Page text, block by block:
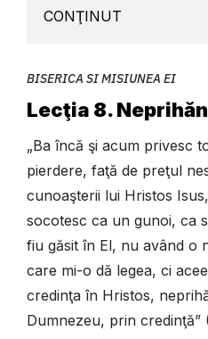
CONŢINUT
BISERICA SI MISIUNEA EI
Lecţia 8.
„Ba încă şi acum privesc
pierdere, faţă de preţul
cunoaşterii lui Hristos
socotesc ca un gunoi, ca
fiu găsit în El, nu având o
care mi-o dă legea, ci
credinţa în Hristos,
Dumnezeu, prin credinţă”